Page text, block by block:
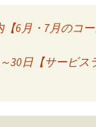
ゲ
【6月・7月のコ
30日【サービス